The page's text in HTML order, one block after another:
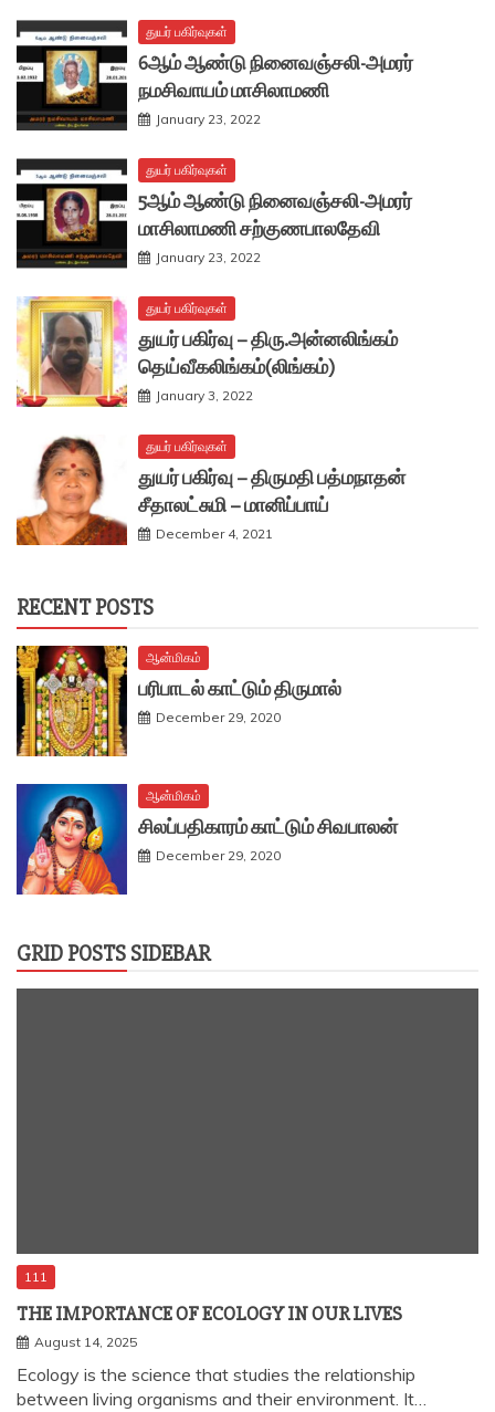
துயர் பகிர்வுகள்
6ஆம் ஆண்டு நினைவஞ்சலி-அமரர்
நமசிவாயம் மாசிலாமணி
January 23, 2022
துயர் பகிர்வுகள்
5ஆம் ஆண்டு நினைவஞ்சலி-அமரர்
மாசிலாமணி சற்குணபாலதேவி
January 23, 2022
துயர் பகிர்வுகள்
துயர் பகிர்வு – திரு.அன்னலிங்கம்
தெய்வீகலிங்கம்(லிங்கம்)
January 3, 2022
துயர் பகிர்வுகள்
துயர் பகிர்வு – திருமதி பத்மநாதன்
சீதாலட்சுமி – மானிப்பாய்
December 4, 2021
RECENT POSTS
ஆன்மிகம்
பரிபாடல் காட்டும் திருமால்
December 29, 2020
ஆன்மிகம்
சிலப்பதிகாரம் காட்டும் சிவபாலன்
December 29, 2020
GRID POSTS SIDEBAR
111
THE IMPORTANCE OF ECOLOGY IN OUR LIVES
August 14, 2025
Ecology is the science that studies the relationship
between living organisms and their environment. It…